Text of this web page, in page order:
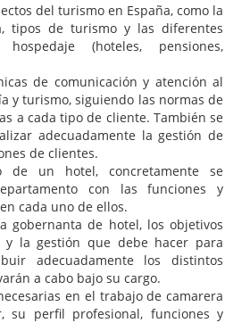
del turismo en España, como la
tipos de turismo y las diferentes
(hoteles, pensiones,
de comunicación y atención al
y turismo, siguiendo las normas de
a cada tipo de cliente. También se
adecuadamente la gestión de
de clientes.
de un hotel, concretamente se
con las funciones y
cada uno de ellos.
gobernanta de hotel, los objetivos
la gestión que debe hacer para
adecuadamente los distintos
a cabo bajo su cargo.
en el trabajo de camarera
su perfil profesional, funciones y